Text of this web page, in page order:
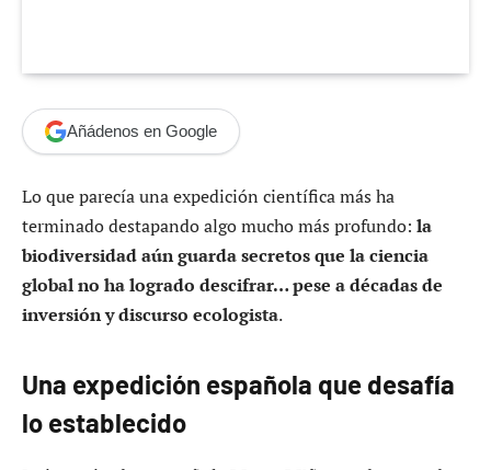
Añádenos en Google
Lo que parecía una expedición científica más ha
terminado destapando algo mucho más profundo: la
biodiversidad aún guarda secretos que la ciencia
global no ha logrado descifrar… pese a décadas de
inversión y discurso ecologista.
Una expedición española que desafía
lo establecido